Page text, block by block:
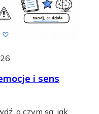
i sens
o czym są, jak